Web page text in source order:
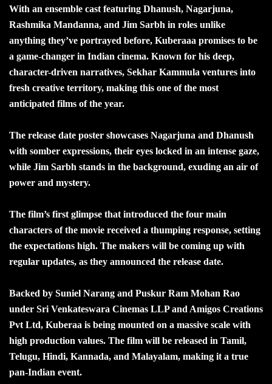
With an ensemble cast featuring Dhanush, Nagarjuna,
Rashmika Mandanna, and Jim Sarbh in roles unlike
anything they’ve portrayed before, Kuberaaa promises to be
a game-changer in Indian cinema. Known for his deep,
character-driven narratives, Sekhar Kammula ventures into
fresh creative territory, making this one of the most
anticipated films of the year.
The release date poster showcases Nagarjuna and Dhanush
with somber expressions, their eyes locked in an intense gaze,
while Jim Sarbh stands in the background, exuding an air of
power and mystery.
The film’s first glimpse that introduced the four main
characters of the movie received a thumping response, setting
the expectations high. The makers will be coming up with
regular updates, as they announced the release date.
Backed by Suniel Narang and Puskur Ram Mohan Rao
under Sri Venkateswara Cinemas LLP and Amigos Creations
Pvt Ltd, Kuberaa is being mounted on a massive scale with
high production values. The film will be released in Tamil,
Telugu, Hindi, Kannada, and Malayalam, making it a true
pan-Indian event.